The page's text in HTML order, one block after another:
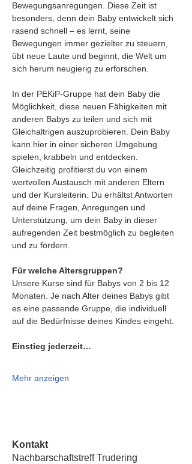
Bewegungsanregungen. Diese Zeit ist
besonders, denn dein Baby entwickelt sich
rasend schnell – es lernt, seine
Bewegungen immer gezielter zu steuern,
übt neue Laute und beginnt, die Welt um
sich herum neugierig zu erforschen.
In der PEKiP-Gruppe hat dein Baby die
Möglichkeit, diese neuen Fähigkeiten mit
anderen Babys zu teilen und sich mit
Gleichaltrigen auszuprobieren. Dein Baby
kann hier in einer sicheren Umgebung
spielen, krabbeln und entdecken.
Gleichzeitig profitierst du von einem
wertvollen Austausch mit anderen Eltern
und der Kursleiterin. Du erhältst Antworten
auf deine Fragen, Anregungen und
Unterstützung, um dein Baby in dieser
aufregenden Zeit bestmöglich zu begleiten
und zu fördern.
Für welche Altersgruppen?
Unsere Kurse sind für Babys von 2 bis 12
Monaten. Je nach Alter deines Babys gibt
es eine passende Gruppe, die individuell
auf die Bedürfnisse deines Kindes eingeht.
Einstieg jederzeit…
Mehr anzeigen
Kontakt
Nachbarschaftstreff Trudering